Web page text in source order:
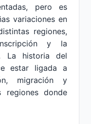
pero es
variaciones en
regiones,
y la
La historia del
estar ligada a
migración y
regiones donde